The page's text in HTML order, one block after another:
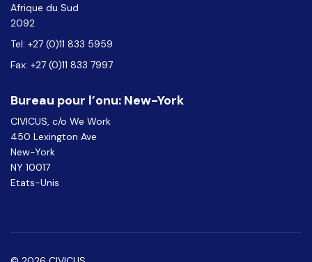
Afrique du Sud
2092
Tel: +27 (0)11 833 5959
Fax: +27 (0)11 833 7997
Bureau pour l’onu: New-York
CIVICUS, c/o We Work
450 Lexington Ave
New-York
NY 10017
Etats-Unis